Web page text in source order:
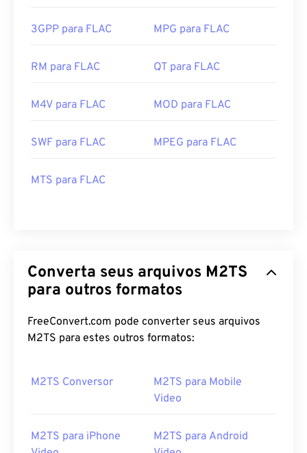
3GPP para FLAC MPG para FLAC
RM para FLAC QT para FLAC
M4V para FLAC MOD para FLAC
SWF para FLAC MPEG para FLAC
MTS para FLAC
Converta seus arquivos M2TS
para outros formatos
FreeConvert.com pode converter seus arquivos
M2TS para estes outros formatos:
M2TS Conversor
M2TS para Mobile
Video
M2TS para iPhone
M2TS para Android